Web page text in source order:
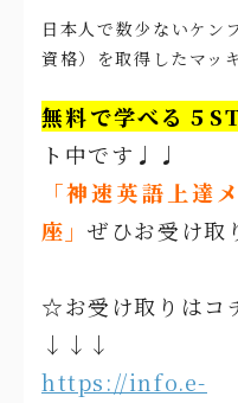
日本人で数少ないケン
資格）を取得したマッ
無料で学べる５
ト中です♩♩
「神速英語上達
座」ぜひお受け取
☆お受け取りは
↓↓↓
https://info.e-